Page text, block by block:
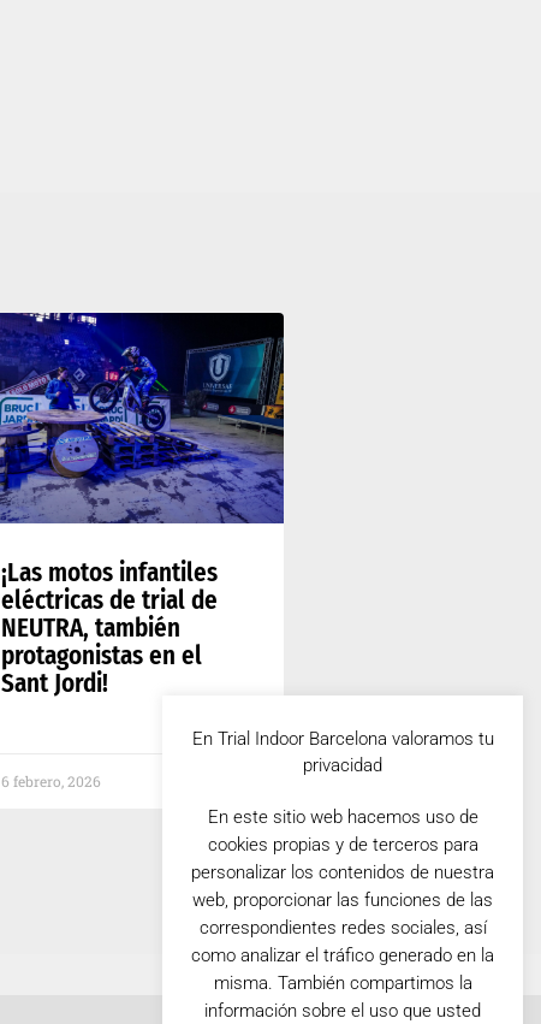
¡Las motos infantiles
eléctricas de trial de
NEUTRA, también
protagonistas en el
Sant Jordi!
6 febrero, 2026
En Trial Indoor Barcelona valoramos tu
privacidad
En este sitio web hacemos uso de
cookies propias y de terceros para
personalizar los contenidos de nuestra
web, proporcionar las funciones de las
correspondientes redes sociales, así
como analizar el tráfico generado en la
misma. También compartimos la
información sobre el uso que usted